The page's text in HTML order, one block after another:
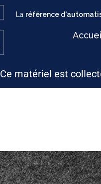
La référence
Ce matériel est